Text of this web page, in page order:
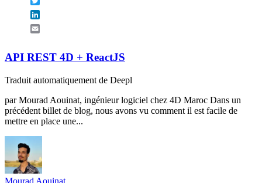
API REST 4D + ReactJS
Traduit automatiquement de Deepl
par Mourad Aouinat, ingénieur logiciel chez 4D Maroc Dans un
précédent billet de blog, nous avons vu comment il est facile de
mettre en place une...
Mourad Aouinat